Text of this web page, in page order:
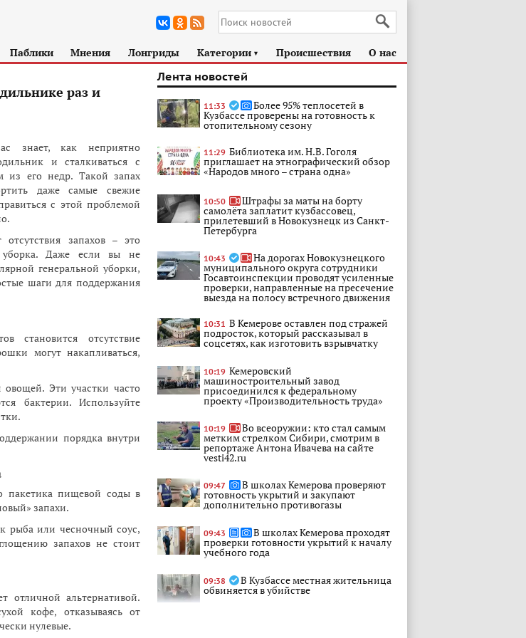
Паблики Мнения Лонгриды Категории ► Происшествия О нас
раз и
знает, как неприятно
и сталкиваться с
из его недр. Такой запах
даже самые свежие
с этой проблемой
отсутствия запахов – это
уборка. Даже если вы не
генеральной уборки,
шаги для поддержания
становится отсутствие
могут накапливаться,
Эти участки часто
бактерии. Используйте
порядка внутри
пакетика пищевой соды в
запахи.
рыба или чесночный соус,
запахов не стоит
отличной альтернативой.
кофе, отказываясь от
нулевые.
Лента новостей
11:33 Более 95% теплосетей в
Кузбассе проверены на готовность к
отопительному сезону
11:29 Библиотека им. Н.В. Гоголя
приглашает на этнографический обзор
«Народов много – страна одна»
10:50 Штрафы за маты на борту
самолёта заплатит кузбассовец,
прилетевший в Новокузнецк из Санкт-
Петербурга
10:43 На дорогах Новокузнецкого
муниципального округа сотрудники
Госавтоинспекции проводят усиленные
проверки, направленные на пресечение
выезда на полосу встречного движения
10:31 В Кемерове оставлен под стражей
подросток, который рассказывал в
соцсетях, как изготовить взрывчатку
10:19 Кемеровский
машиностроительный завод
присоединился к федеральному
проекту «Производительность труда»
10:19 Во всеоружии: кто стал самым
метким стрелком Сибири, смотрим в
репортаже Антона Ивачева на сайте
vesti42.ru
09:47 В школах Кемерова проверяют
готовность укрытий и закупают
дополнительно противогазы
09:43 В школах Кемерова проходят
проверки готовности укрытий к началу
учебного года
09:38 В Кузбассе местная жительница
обвиняется в убийстве